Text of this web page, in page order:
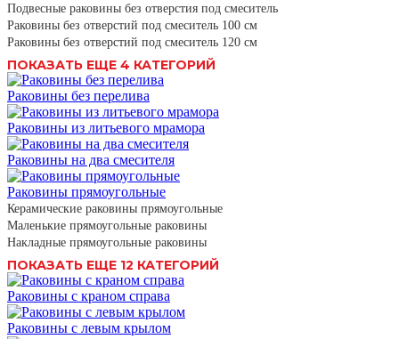
Подвесные раковины без отверстия под смеситель
Раковины без отверстий под смеситель 100 см
Раковины без отверстий под смеситель 120 см
ПОКАЗАТЬ ЕЩЕ 4 КАТЕГОРИЙ
Раковины без перелива
Раковины из литьевого мрамора
Раковины на два смесителя
Раковины прямоугольные
Керамические раковины прямоугольные
Маленькие прямоугольные раковины
Накладные прямоугольные раковины
ПОКАЗАТЬ ЕЩЕ 12 КАТЕГОРИЙ
Раковины с краном справа
Раковины с левым крылом